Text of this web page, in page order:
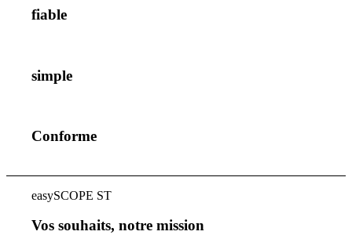
fiable
simple
Conforme
easySCOPE ST
Vos souhaits, notre mission